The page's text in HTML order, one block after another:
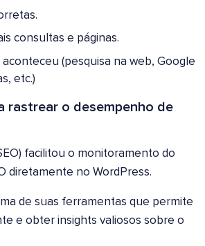
consultas e páginas.
(pesquisa na web, Google
etc.)
rastrear o desempenho de
facilitou o monitoramento do
diretamente no WordPress.
de suas ferramentas que permite
e obter insights valiosos sobre o